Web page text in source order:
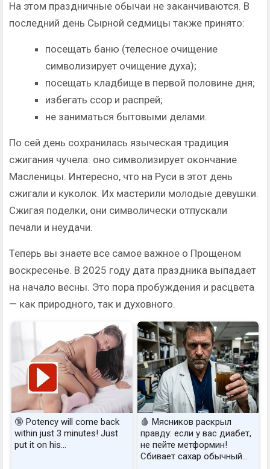
На этом праздничные обычаи не заканчиваются. В
последний день Сырной седмицы также принято:
посещать баню (телесное очищение
символизирует очищение духа);
посещать кладбище в первой половине дня;
избегать ссор и распрей;
не заниматься бытовыми делами.
По сей день сохранилась языческая традиция
сжигания чучела: оно символизирует окончание
Масленицы. Интересно, что на Руси в этот день
сжигали и куколок. Их мастерили молодые девушки.
Сжигая поделки, они символически отпускали
печали и неудачи.
Теперь вы знаете все самое важное о Прощеном
воскресенье. В 2025 году дата праздника выпадает
на начало весны. Это пора пробуждения и расцвета
— как природного, так и духовного.
🔞 Potency will come back
within just 3 minutes! Just
put it on his…
🩸 Мясников раскрыл
правду: если у вас диабет,
не пейте метформин!
Сбивает сахар обычный...